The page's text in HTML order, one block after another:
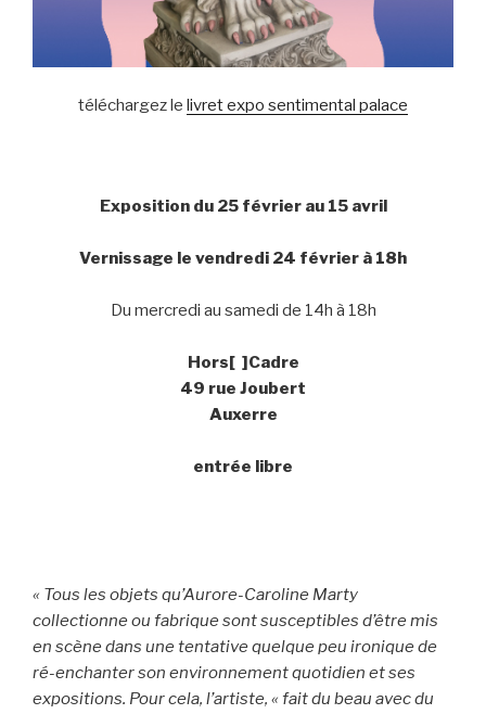
téléchargez le livret expo sentimental palace
Exposition du 25 février au 15 avril
Vernissage le vendredi 24 février à 18h
Du mercredi au samedi de 14h à 18h
Hors[ ]Cadre
49 rue Joubert
Auxerre
entrée libre
« Tous les objets qu’Aurore-Caroline Marty
collectionne ou fabrique sont susceptibles d’être mis
en scène dans une tentative quelque peu ironique de
ré-enchanter son environnement quotidien et ses
expositions. Pour cela, l’artiste, « fait du beau avec du